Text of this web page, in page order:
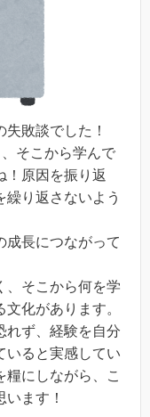
敗談でした！
そこから学んで
！原因を振り返
繰り返さないよう
成長につながって
、そこから何を学
化があります。
れず、経験を自分
いると実感してい
糧にしながら、こ
ます！